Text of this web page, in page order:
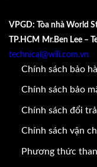
VPGD: Tòa nhà World
TP.HCM Mr.Ben Lee –
technical@wili.com.vn
Chính sách bảo
Chính sách bảo
Chính sách đổi
Chính sách vận
Phương thức